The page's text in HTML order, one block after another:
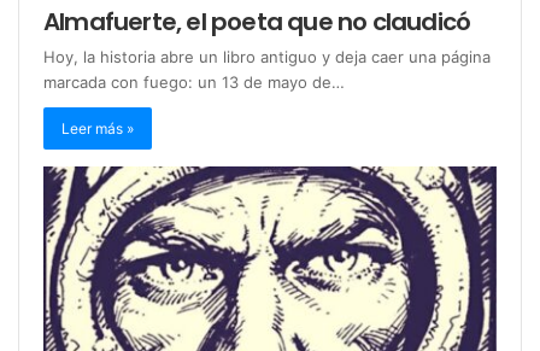
Almafuerte, el poeta que no claudicó
Hoy, la historia abre un libro antiguo y deja caer una página
marcada con fuego: un 13 de mayo de…
Leer más »